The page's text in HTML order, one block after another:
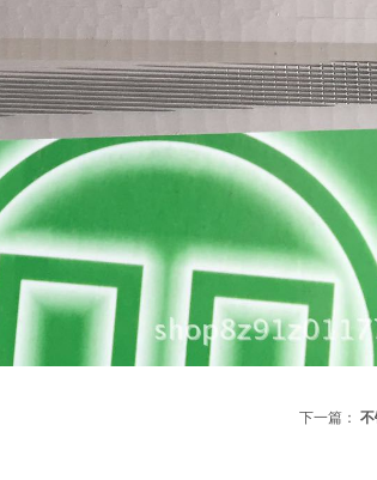
下一篇：